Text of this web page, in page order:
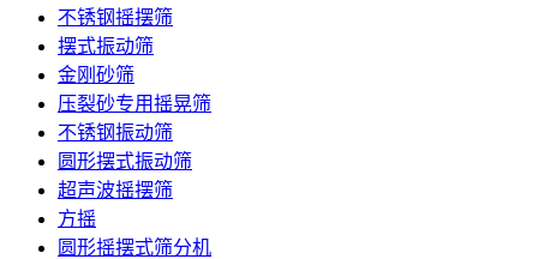
不锈钢摇摆筛
摆式振动筛
金刚砂筛
压裂砂专用摇晃筛
不锈钢振动筛
圆形摆式振动筛
超声波摇摆筛
方摇
圆形摇摆式筛分机